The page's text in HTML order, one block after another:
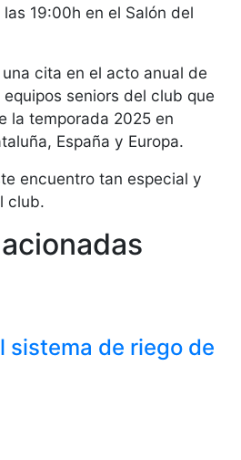
19:00h en el Salón del
cita en el acto anual de
seniors del club que
la temporada 2025 en
España y Europa.
encuentro tan especial y
club.
sistema de riego de